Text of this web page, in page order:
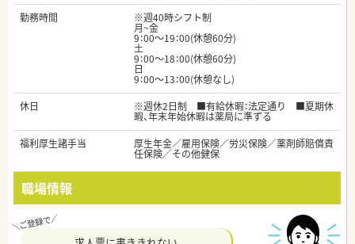
勤務時間
※週40時シフト制
月~金
9：00～19：00(休憩60分)
土
9：00～18：00(休憩60分)
日
9：00～13：00(休憩なし)
休日
※週休2日制 ■有給休暇：法定通り ■夏期休
暇、年末年始休暇は薬局に準ずる
福利厚生諸手当
厚生年金／雇用保険／労災保険／薬剤師賠償責
任保険／その他健保
職場情報